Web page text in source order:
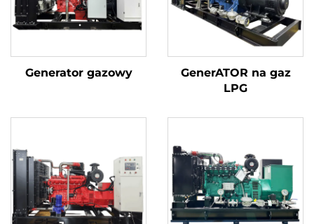
Generator gazowy
GenerATOR na gaz
LPG